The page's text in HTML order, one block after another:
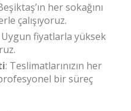
her sokağını
çalışıyoruz.
Uygun fiyatlarla yüksek
: Teslimatlarınızın her
bir süreç